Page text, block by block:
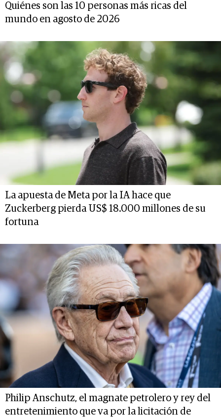
Quiénes son las 10 personas más ricas del
mundo en agosto de 2026
La apuesta de Meta por la IA hace que
Zuckerberg pierda US$ 18.000 millones de su
fortuna
Philip Anschutz, el magnate petrolero y rey del
entretenimiento que va por la licitación de